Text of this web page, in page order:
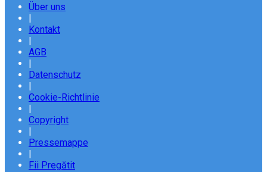
Über uns
|
Kontakt
|
AGB
|
Datenschutz
|
Cookie-Richtlinie
|
Copyright
|
Pressemappe
|
Fii Pregătit